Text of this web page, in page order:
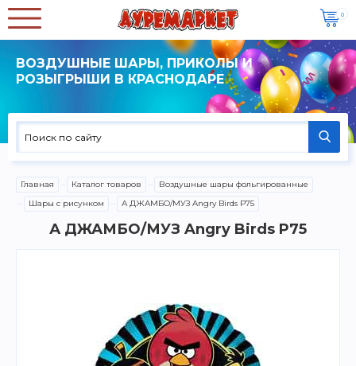
0
ВОЗДУШНЫЕ ШАРЫ, ПРИКОЛЫ И
РОЗЫГРЫШИ В КРАСНОДАРЕ
Главная Каталог товаров
Воздушные шары фольгированные
Шары с рисунком
А ДЖАМБО/МУЗ Angry Birds P75
А ДЖАМБО/МУЗ Angry Birds P75